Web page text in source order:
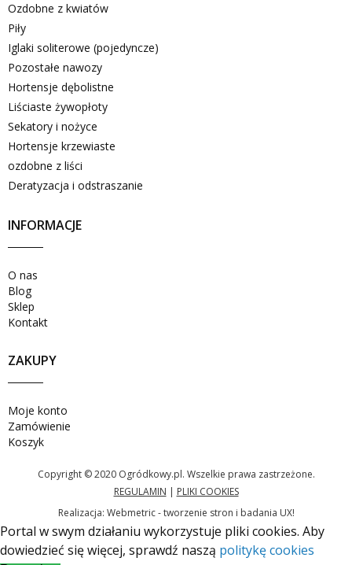
Ozdobne z kwiatów
Piły
Iglaki soliterowe (pojedyncze)
Pozostałe nawozy
Hortensje dębolistne
Liściaste żywopłoty
Sekatory i nożyce
Hortensje krzewiaste
ozdobne z liści
Deratyzacja i odstraszanie
INFORMACJE
O nas
Blog
Sklep
Kontakt
ZAKUPY
Moje konto
Zamówienie
Koszyk
Copyright © 2020 Ogródkowy.pl. Wszelkie prawa zastrzeżone.
REGULAMIN | PLIKI COOKIES
Realizacja: Webmetric - tworzenie stron i badania UX!
Portal w swym działaniu wykorzystuje pliki cookies. Aby
dowiedzieć się więcej, sprawdź naszą politykę cookies